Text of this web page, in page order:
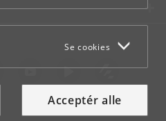
Se cookies
Acceptér alle